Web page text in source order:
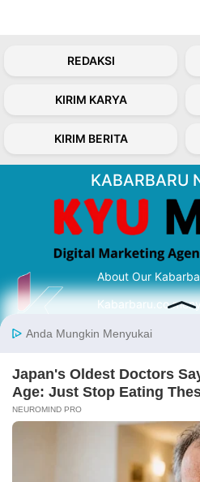
REDAKSI
KIRIM KARYA
KIRIM BERITA
KABARBARU
About Our
Kabarbaru.co
serta terverifikasi
Follow